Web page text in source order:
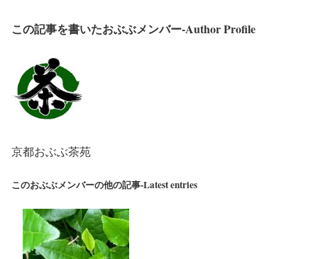
この記事を書いたおぶぶメンバー-Author Profile
京都おぶぶ茶苑
このおぶぶメンバーの他の記事-Latest entries